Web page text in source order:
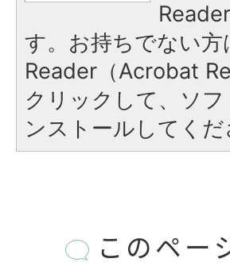
す。お持ちでない
Reader（Acrobat
クリックして、ソ
ンストールしてくだ
このペー